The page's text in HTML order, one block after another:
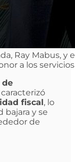
Ray Mabus,
a los
de
caracterizó
fiscal , lo
bajara y se
de